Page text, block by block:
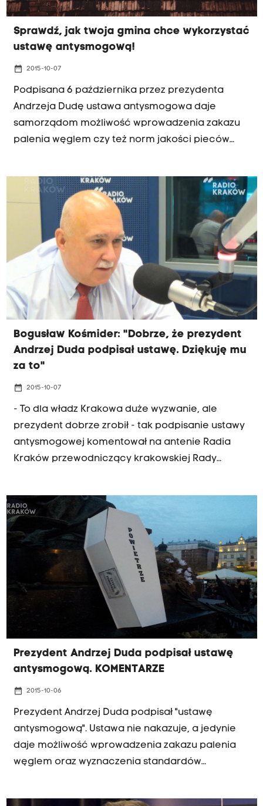
Sprawdź, jak twoja gmina chce wykorzystać
ustawę antysmogową!
date_range 2015-10-07
Podpisana 6 października przez prezydenta
Andrzeja Dudę ustawa antysmogowa daje
samorządom możliwość wprowadzenia zakazu
palenia węglem czy też norm jakości pieców
narzędzie wykorzystają?
Bogusław Kośmider: "Dobrze, że prezydent
Andrzej Duda podpisał ustawę. Dziękuję mu
za to"
date_range 2015-10-07
- To dla władz Krakowa duże wyzwanie, ale
prezydent dobrze zrobił - tak podpisanie ustawy
antysmogowej komentował na antenie Radia
Kraków przewodniczący krakowskiej Rady
funkcjonowania stuprocentowej dopłaty do
wymiany pieców także na przyszły rok.
Prezydent Andrzej Duda podpisał ustawę
antysmogową. KOMENTARZE
date_range 2015-10-06
Prezydent Andrzej Duda podpisał "ustawę
antysmogową". Ustawa nie nakazuje, a jedynie
daje możliwość wprowadzenia zakazu palenia
węglem oraz wyznaczenia standardów